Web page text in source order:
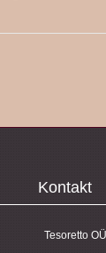
Kontakt
Tesoretto OÜ